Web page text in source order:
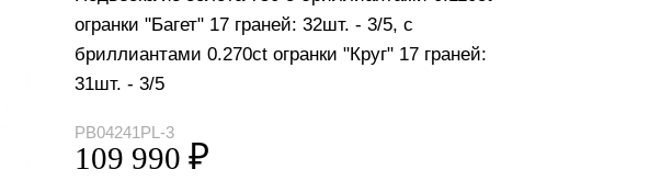
огранки "Багет" 17 граней: 32шт. - 3/5, с
бриллиантами 0.270ct огранки "Круг" 17 граней:
31шт. - 3/5
PB04241PL-3